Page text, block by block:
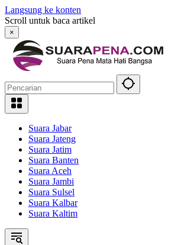
Langsung ke konten
Scroll untuk baca artikel
×
Suara Jabar
Suara Jateng
Suara Jatim
Suara Banten
Suara Aceh
Suara Jambi
Suara Sulsel
Suara Kalbar
Suara Kaltim